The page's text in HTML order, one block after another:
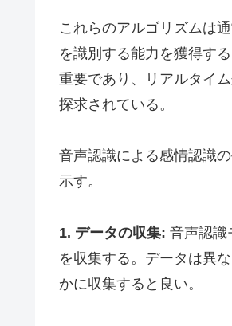
これらのアルゴリズムは
を識別する能力を獲得す
重要であり、リアルタイ
探求されている。
音声認識による感情認識
示す。
1. データの収集: 音声認識
を収集する。データは異
かに収集すると良い。